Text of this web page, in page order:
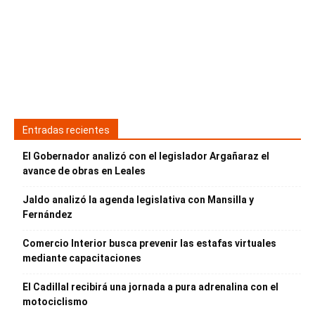
Entradas recientes
El Gobernador analizó con el legislador Argañaraz el
avance de obras en Leales
Jaldo analizó la agenda legislativa con Mansilla y
Fernández
Comercio Interior busca prevenir las estafas virtuales
mediante capacitaciones
El Cadillal recibirá una jornada a pura adrenalina con el
motociclismo